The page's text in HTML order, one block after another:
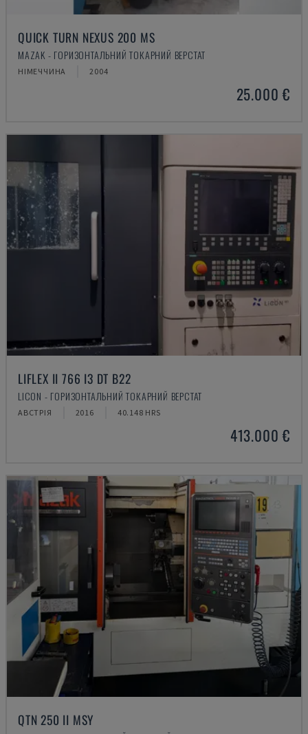
QUICK TURN NEXUS 200 MS
MAZAK - ГОРИЗОНТАЛЬНИЙ ТОКАРНИЙ ВЕРСТАТ
НІМЕЧЧИНА 2004
25.000 €
LIFLEX II 766 I3 DT B22
LICON - ГОРИЗОНТАЛЬНИЙ ТОКАРНИЙ ВЕРСТАТ
АВСТРІЯ 2016 40.148 HRS
413.000 €
QTN 250 II MSY